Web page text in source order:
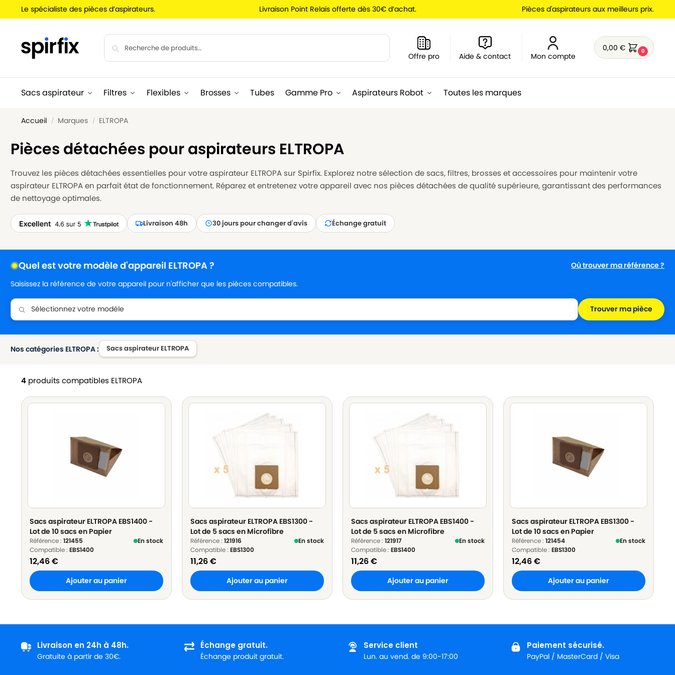
Le spécialiste des pièces d’aspirateurs. Livraison Point Relais offerte dès 30€ d’achat. Pièces d'aspirateurs aux meilleurs prix.
Offre pro Aide & contact Mon compte
0,00€ 0
Sacs aspirateur Filtres Flexibles Brosses Tubes Gamme Pro Aspirateurs Robot Toutes les marques
Accueil / Marques / ELTROPA
Pièces détachées pour aspirateurs ELTROPA
Trouvez les pièces détachées essentielles pour votre aspirateur ELTROPA sur Spirfix. Explorez notre sélection de sacs, filtres, brosses et accessoires pour maintenir votre
aspirateur ELTROPA en parfait état de fonctionnement. Réparez et entretenez votre appareil avec nos pièces détachées de qualité supérieure, garantissant des performances
de nettoyage optimales.
Livraison 48h 30 jours pour changer d'avis Échange gratuit
Quel est votre modèle d'appareil ELTROPA ?
Où trouver ma référence ?
Saisissez la référence de votre appareil pour n'afficher que les pièces compatibles.
Trouver ma pièce
Nos catégories ELTROPA : Sacs aspirateur ELTROPA
4produits compatibles ELTROPA
Sacs aspirateur ELTROPA EBS1400 -
Lot de 10 sacs en Papier
Référence : 121455
En stock
Compatible : EBS1400
12,46€
Ajouter au panier
Sacs aspirateur ELTROPA EBS1300 -
Lot de 5 sacs en Microfibre
Référence : 121916
En stock
Compatible : EBS1300
11,26€
Ajouter au panier
Sacs aspirateur ELTROPA EBS1400 -
Lot de 5 sacs en Microfibre
Référence : 121917
En stock
Compatible : EBS1400
11,26€
Ajouter au panier
Sacs aspirateur ELTROPA EBS1300 -
Lot de 10 sacs en Papier
Référence :121454
En stock
Compatible :EBS1300
12,46€
Ajouter au panier
Livraison en 24h à 48h.
Gratuite à partir de 30€.
Échange gratuit.
Échange produit gratuit.
Service client
Lun. au vend. de 9:00-17:00
Paiement sécurisé.
PayPal / MasterCard / Visa